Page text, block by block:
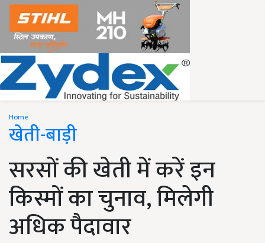
Home
खेती-बाड़ी
सरसों की खेती में करें इन
किस्मों का चुनाव, मिलेगी
अधिक पैदावार